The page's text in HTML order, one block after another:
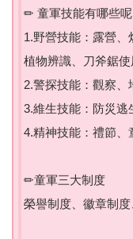
✏ 童軍技能有哪些呢
1.野營技能：露營、
植物辨識、刀斧鋸
2.警探技能：觀察
3.維生技能：防災逃
4.精神技能：禮節、
✏童軍三大制度
榮譽制度、徽章制